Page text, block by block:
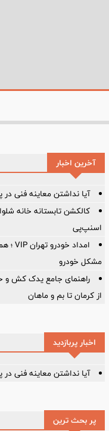
آخرین اخبار
آیا نداشتن معاینه فنی
کالکشن تابستانه خانه
اسنپ‌پی
مشکل خودرو
راهنمای جامع یدک کش و
از کرمان تا بم و ماهان
اخبار پربازدید
آیا نداشتن معاینه فنی
پر بحث ترین